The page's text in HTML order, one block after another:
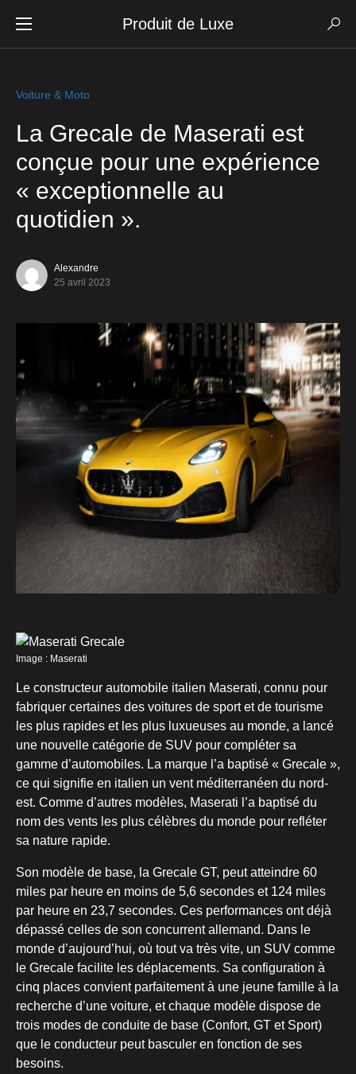
Produit de Luxe
Voiture & Moto
La Grecale de Maserati est
conçue pour une expérience
« exceptionnelle au
quotidien ».
Alexandre
25 avril 2023
Image : Maserati
Le constructeur automobile italien Maserati, connu pour
fabriquer certaines des voitures de sport et de tourisme
les plus rapides et les plus luxueuses au monde, a lancé
une nouvelle catégorie de SUV pour compléter sa
gamme d’automobiles. La marque l’a baptisé « Grecale »,
ce qui signifie en italien un vent méditerranéen du nord-
est. Comme d’autres modèles, Maserati l’a baptisé du
nom des vents les plus célèbres du monde pour refléter
sa nature rapide.
Son modèle de base, la Grecale GT, peut atteindre 60
miles par heure en moins de 5,6 secondes et 124 miles
par heure en 23,7 secondes. Ces performances ont déjà
dépassé celles de son concurrent allemand. Dans le
monde d’aujourd’hui, où tout va très vite, un SUV comme
le Grecale facilite les déplacements. Sa configuration à
cinq places convient parfaitement à une jeune famille à la
recherche d’une voiture, et chaque modèle dispose de
trois modes de conduite de base (Confort, GT et Sport)
que le conducteur peut basculer en fonction de ses
besoins.